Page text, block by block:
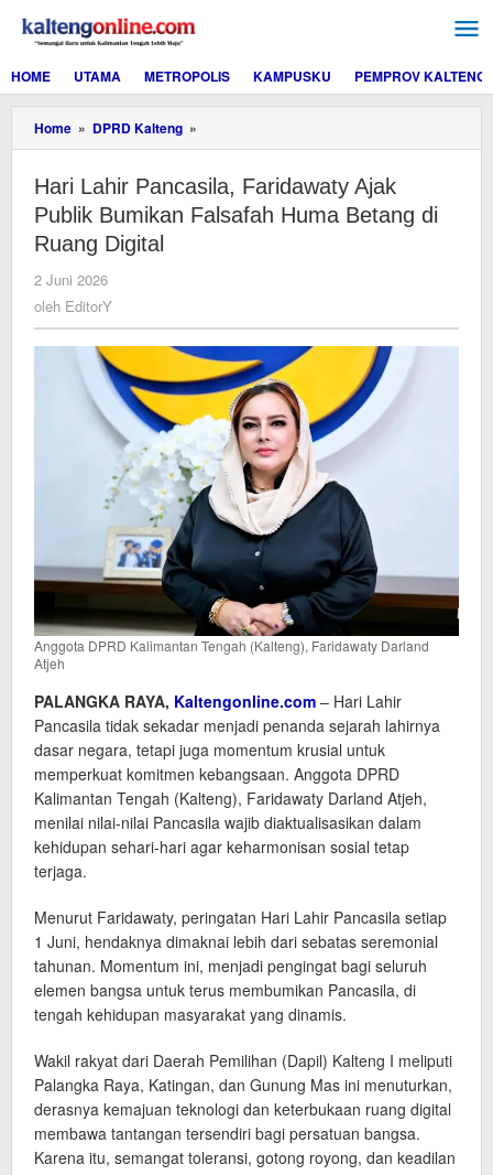
konten
HOME
UTAMA METROPOLIS KAMPUSKU PEMPROV KALTENG
Home » DPRD Kalteng »
Lahir
Faridawaty
Ajak
Publik
di
Ruang
Digital
Hari Lahir Pancasila, Faridawaty Ajak
Publik Bumikan Falsafah Huma Betang di
Ruang Digital
2 Juni 2026
oleh EditorY
Anggota DPRD Kalimantan Tengah (Kalteng), Faridawaty Darland
Atjeh
PALANGKA RAYA, Kaltengonline.com – Hari Lahir
Pancasila tidak sekadar menjadi penanda sejarah lahirnya
dasar negara, tetapi juga momentum krusial untuk
memperkuat komitmen kebangsaan. Anggota DPRD
Kalimantan Tengah (Kalteng), Faridawaty Darland Atjeh,
menilai nilai-nilai Pancasila wajib diaktualisasikan dalam
kehidupan sehari-hari agar keharmonisan sosial tetap
terjaga.
Menurut Faridawaty, peringatan Hari Lahir Pancasila setiap
1 Juni, hendaknya dimaknai lebih dari sebatas seremonial
tahunan. Momentum ini, menjadi pengingat bagi seluruh
elemen bangsa untuk terus membumikan Pancasila, di
tengah kehidupan masyarakat yang dinamis.
Wakil rakyat dari Daerah Pemilihan (Dapil) Kalteng I meliputi
Palangka Raya, Katingan, dan Gunung Mas ini menuturkan,
derasnya kemajuan teknologi dan keterbukaan ruang digital
membawa tantangan tersendiri bagi persatuan bangsa.
Karena itu, semangat toleransi, gotong royong, dan keadilan